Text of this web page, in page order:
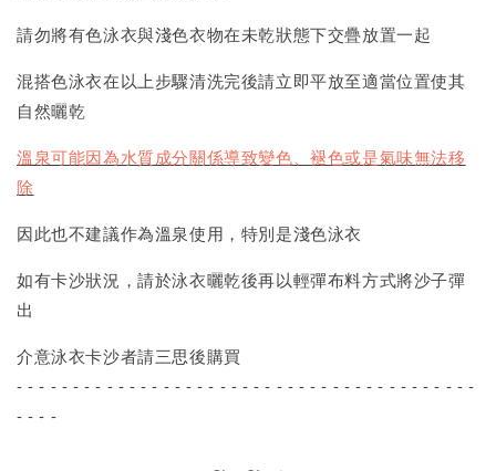
請勿將有色泳衣與淺色衣物在未乾狀態下交疊放置一起
混搭色泳衣在以上步驟清洗完後請立即平放至適當位置使其
自然曬乾
溫泉可能因為水質成分關係導致變色、褪色或是氣味無法移
除
因此也不建議作為溫泉使用，特別是淺色泳衣
如有卡沙狀況，請於泳衣曬乾後再以輕彈布料方式將沙子彈
出
介意泳衣卡沙者請三思後購買
- - - - - - - - - - - - - - - - - - - - - - - - - - - - - - - - - - - - - - - - -
- - - -